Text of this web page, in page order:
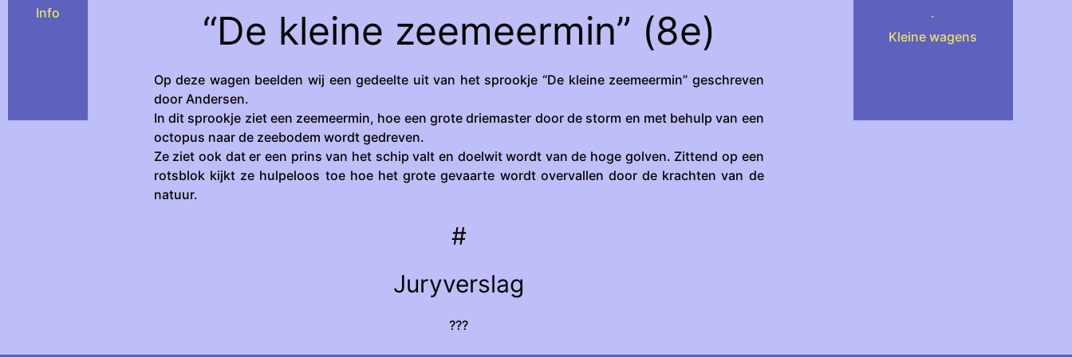
Info “De kleine zeemeermin” (8e)
Op deze wagen beelden wij een gedeelte uit van het sprookje “De kleine zeemeermin” geschreven
door Andersen.
In dit sprookje ziet een zeemeermin, hoe een grote driemaster door de storm en met behulp van een
octopus naar de zeebodem wordt gedreven.
Ze ziet ook dat er een prins van het schip valt en doelwit wordt van de hoge golven. Zittend op een
rotsblok kijkt ze hulpeloos toe hoe het grote gevaarte wordt overvallen door de krachten van de
natuur.
#
Juryverslag
???
.
Kleine wagens